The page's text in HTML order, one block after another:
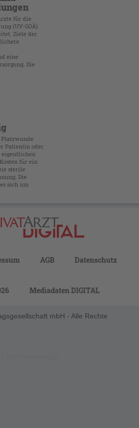
für die
(UV-GOÄ)
Ziele der
eine
Die
Patientin oder
eigentlichen
für ein
sterile
Die
sich um
AGB Datenschutz
Mediadaten DIGITAL
mbH - Alle Rechte